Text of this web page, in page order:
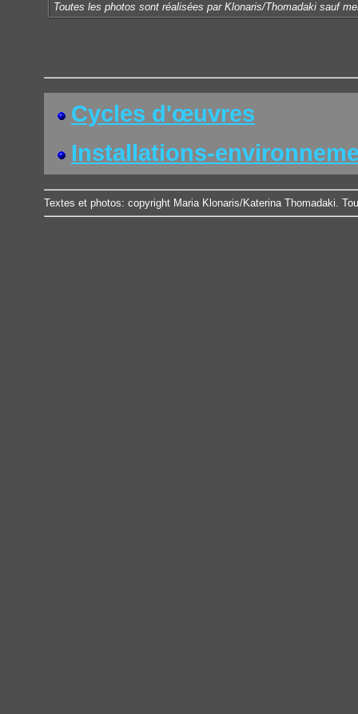
Toutes les photos sont réalisées par Klonaris/Thomadaki sauf
Cycles d'œuvres
Installations-
Textes et photos: copyright Maria Klonaris/Katerina Thomadaki.